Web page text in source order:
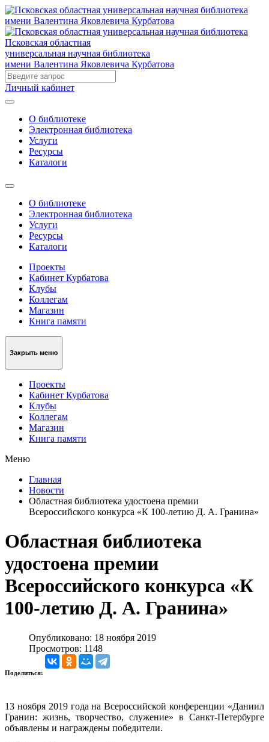
Псковская областная
универсальная научная библиотека
имени Валентина Яковлевича Курбатова
Личный кабинет
О библиотеке
Электронная библиотека
Услуги
Ресурсы
Каталоги
О библиотеке
Электронная библиотека
Услуги
Ресурсы
Каталоги
Проекты
Кабинет Курбатова
Клубы
Коллегам
Магазин
Книга памяти
Закрыть меню
Проекты
Кабинет Курбатова
Клубы
Коллегам
Магазин
Книга памяти
Меню
Главная
Новости
Областная библиотека удостоена премии
Всероссийского конкурса «К 100-летию Д. А. Гранина»
Областная библиотека
удостоена премии
Всероссийского конкурса «К
100-летию Д. А. Гранина»
Опубликовано: 18 ноября 2019
Просмотров: 1148
Поделиться:
13 ноября 2019 года на Всероссийской конференции «Даниил
Гранин: жизнь, творчество, служение» в Санкт-Петербурге
объявлены и награждены победители.